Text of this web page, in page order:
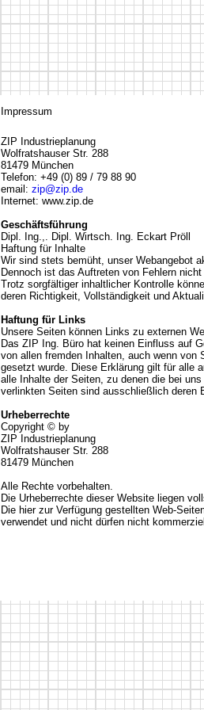
Impressum
ZIP Industrieplanung
Wolfratshauser Str. 288
81479 München
Telefon: +49 (0) 89 / 79 88 90
email: zip@zip.de
Internet: www.zip.de
Geschäftsführung
Dipl. Ing.,. Dipl. Wirtsch. Ing. Eckart Pröll
Haftung für Inhalte
Wir sind stets bemüht, unser Webangebot
Dennoch ist das Auftreten von Fehlern
Trotz sorgfältiger inhaltlicher Kontrolle
deren Richtigkeit, Vollständigkeit und
Haftung für Links
Unsere Seiten können Links zu externen
Das ZIP Ing. Büro hat keinen Einfluss auf
von allen fremden Inhalten, auch wenn
gesetzt wurde. Diese Erklärung gilt für alle
alle Inhalte der Seiten, zu denen die bei
verlinkten Seiten sind ausschließlich deren
Urheberrechte
Copyright © by
ZIP Industrieplanung
Wolfratshauser Str. 288
81479 München
Alle Rechte vorbehalten.
Die Urheberrechte dieser Website liegen
Die hier zur Verfügung gestellten Web-
verwendet und nicht dürfen nicht